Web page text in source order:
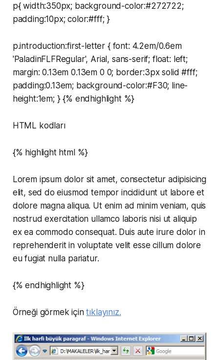
p{ width:350px; background-color:#272722;
padding:10px; color:#fff; }
p.introduction:first-letter { font: 4.2em/0.6em
'PaladinFLFRegular', Arial, sans-serif; float: left;
margin: 0.13em 0.13em 0 0; border:3px solid #fff;
padding:0.13em; background-color:#F30; line-
height:1em; } {% endhighlight %}
HTML kodları
{% highlight html %}
Lorem ipsum dolor sit amet, consectetur adipisicing
elit, sed do eiusmod tempor incididunt ut labore et
dolore magna aliqua. Ut enim ad minim veniam, quis
nostrud exercitation ullamco laboris nisi ut aliquip
ex ea commodo consequat. Duis aute irure dolor in
reprehenderit in voluptate velit esse cillum dolore
eu fugiat nulla pariatur.
{% endhighlight %}
Örneği görmek içintıklayınız.